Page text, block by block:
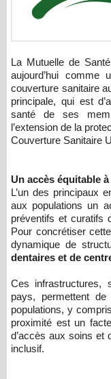
La Mutuelle de Santé des Agents de l’État (MSAE) s’impose
aujourd’hui comme
couverture sanitaire
principale, qui est
santé de ses
l’extension de la
Couverture Sanitaire
Un accès équitable
L’un des principaux
aux populations un
préventifs et curatifs
Pour concrétiser
dynamique de
dentaires et de
Ces infrastructures,
pays, permettent
populations, y
proximité est un
d’accès aux soins et
inclusif.